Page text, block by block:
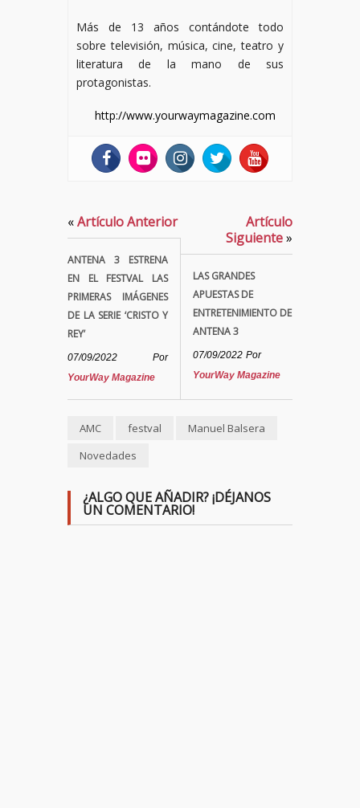
Más de 13 años contándote todo
sobre televisión, música, cine, teatro y
literatura de la mano de sus
protagonistas.
http://www.yourwaymagazine.com
«Artículo Anterior
ANTENA 3 ESTRENA
EN EL FESTVAL LAS
PRIMERAS IMÁGENES
DE LA SERIE ‘CRISTO Y
REY’
07/09/2022
Por
YourWay Magazine
Artículo
Siguiente»
LAS GRANDES
APUESTAS DE
ENTRETENIMIENTO DE
ANTENA 3
07/09/2022 Por
YourWay Magazine
AMC festval
Manuel Balsera
Novedades
¿ALGO QUE AÑADIR? ¡DÉJANOS
UN COMENTARIO!